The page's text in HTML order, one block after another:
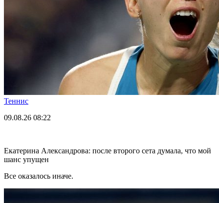
Теннис
09.08.26 08:22
Екатерина Александрова: после второго сета думала, что мой
шанс упущен
Все оказалось иначе.